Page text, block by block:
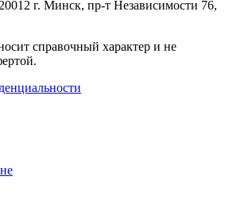
г. Минск, пр-т Независимости 76,
справочный характер и не